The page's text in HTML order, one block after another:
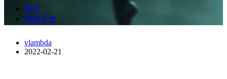
首页
前端开发
vlambda
2022-02-21